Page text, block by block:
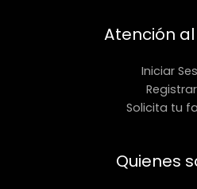
Atención
Iniciar
Solicita tu
Quienes